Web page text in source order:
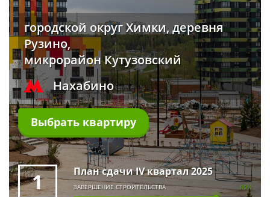
городской округ Химки, деревня
Рузино,
микрорайон Кутузовский
Нахабино
Выбрать квартиру
1 План сдачи IV квартал 2025
ЗАВЕРШЕНИЕ СТРОИТЕЛЬСТВА 80%